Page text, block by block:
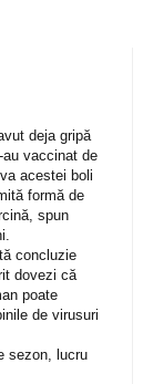
deja gripă
vaccinat de
acestei boli
formă de
spun
concluzie
dovezi că
poate
de virusuri
sezon, lucru